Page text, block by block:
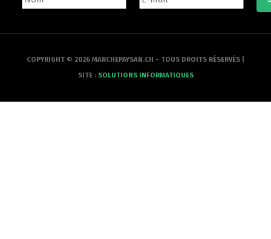
COPYRIGHT © 2026 MARCHEPAYSAN.CH - TOUS DROITS RÉSERVÉS |
SITE : SOLUTIONS INFORMATIQUES